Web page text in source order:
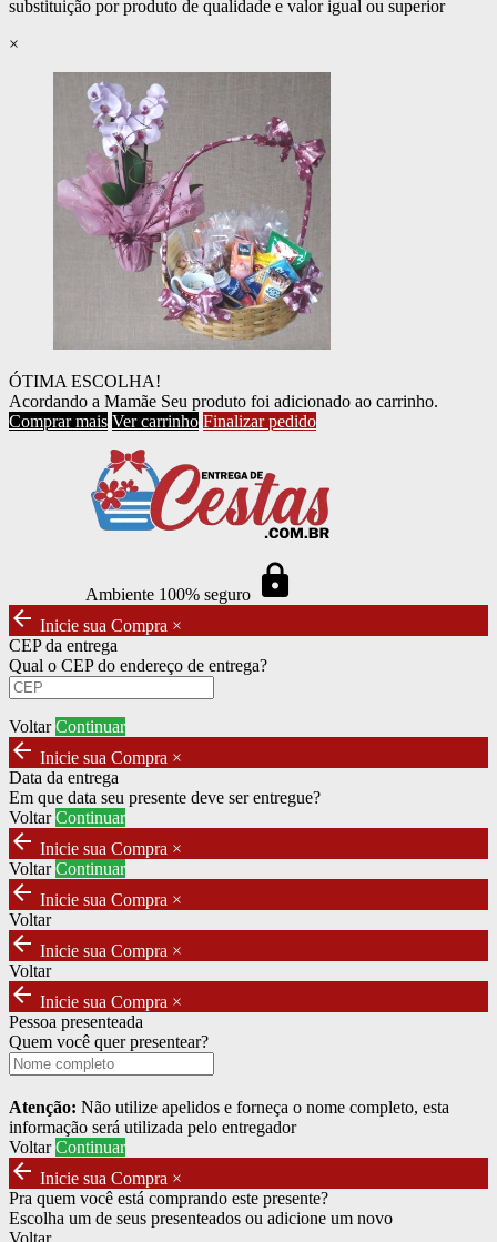
substituição por produto de qualidade e valor igual ou superior
×
ÓTIMA ESCOLHA!
Acordando a Mamãe Seu produto foi adicionado ao carrinho.
Comprar mais Ver carrinho Finalizar pedido
Ambiente 100% seguro https
arrow_back Inicie sua Compra ×
CEP da entrega
Qual o CEP do endereço de entrega?
Voltar Continuar
arrow_back Inicie sua Compra ×
Data da entrega
Em que data seu presente deve ser entregue?
Voltar Continuar
arrow_back Inicie sua Compra ×
Voltar Continuar
arrow_back Inicie sua Compra ×
Voltar
arrow_back Inicie sua Compra ×
Voltar
arrow_back Inicie sua Compra ×
Pessoa presenteada
Quem você quer presentear?
Atenção: Não utilize apelidos e forneça o nome completo, esta
informação será utilizada pelo entregador
Voltar Continuar
arrow_back Inicie sua Compra ×
Pra quem você está comprando este presente?
Escolha um de seus presenteados ou adicione um novo
Voltar